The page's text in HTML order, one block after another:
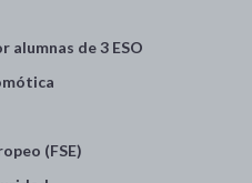
de 3 ESO
(FSE)